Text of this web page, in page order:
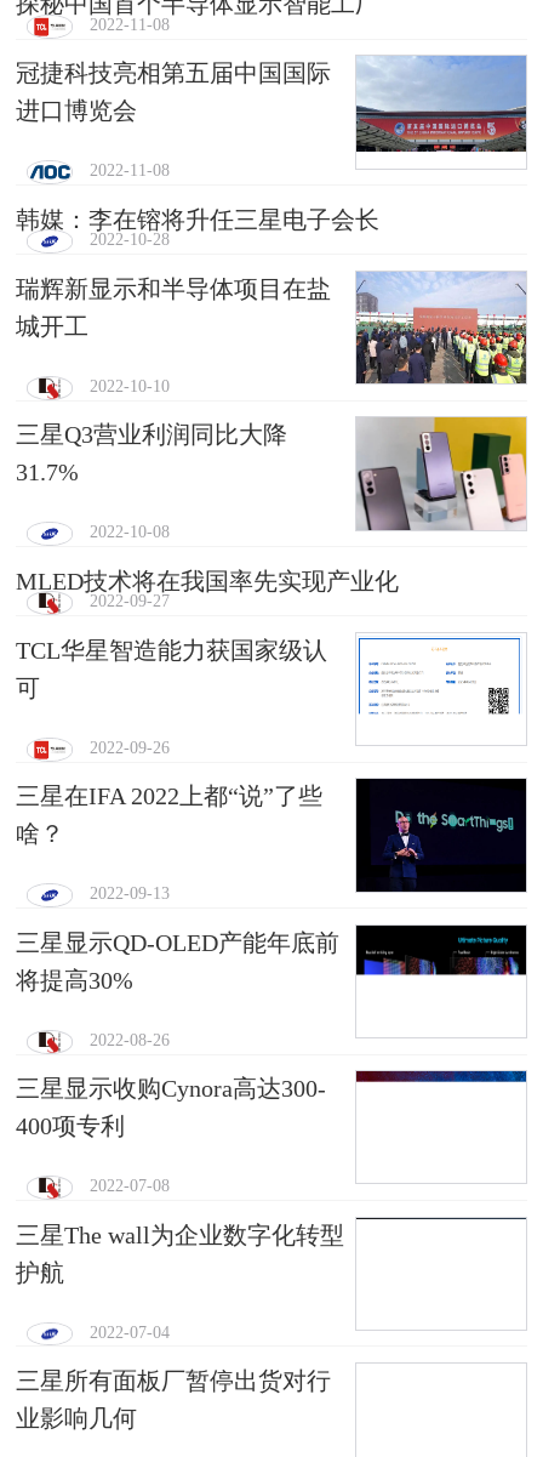
2022-11-08
冠捷科技亮相第五届中国国际
进口博览会
2022-11-08
韩媒：李在镕将升任三星电子会长
2022-10-28
瑞辉新显示和半导体项目在盐
城开工
2022-10-10
三星Q3营业利润同比大降
31.7%
2022-10-08
MLED技术将在我国率先实现产业化
2022-09-27
TCL华星智造能力获国家级认
可
2022-09-26
三星在IFA 2022上都“说”了些
啥？
2022-09-13
三星显示QD-OLED产能年底前
将提高30%
2022-08-26
三星显示收购Cynora高达300-
400项专利
2022-07-08
三星The wall为企业数字化转型
护航
2022-07-04
三星所有面板厂暂停出货对行
业影响几何